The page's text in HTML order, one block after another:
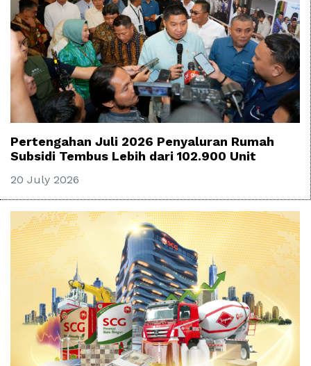
Pertengahan Juli 2026 Penyaluran Rumah
Subsidi Tembus Lebih dari 102.900 Unit
20 July 2026